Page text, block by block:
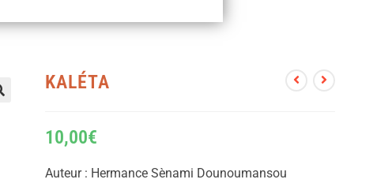
KALÉTA
10,00€
Auteur : Hermance Sènami Dounoumansou